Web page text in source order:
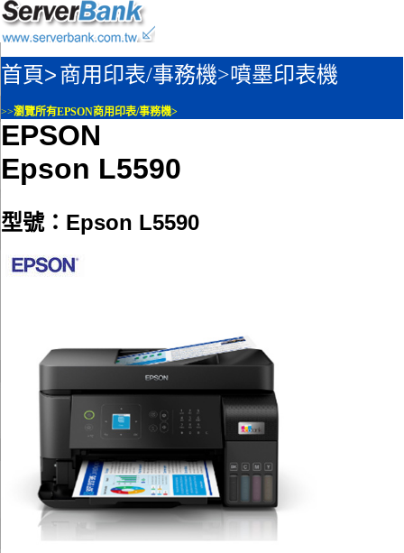
首頁>商用印表/事務機>噴墨印表機
>>瀏覽所有EPSON商用印表/事務機>
EPSON
Epson L5590
型號：Epson L5590